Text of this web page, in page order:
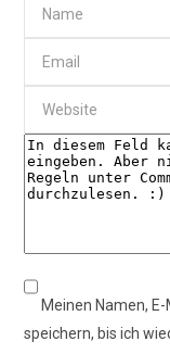
Meinen Namen,
speichern, bis ich